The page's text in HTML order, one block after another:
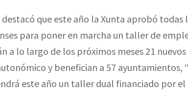
que este año la Xunta aprobó todas
para poner en marcha un taller de
a lo largo de los próximos meses 21
y benefician a 57 ayuntamientos,
este año un taller dual financiado por el